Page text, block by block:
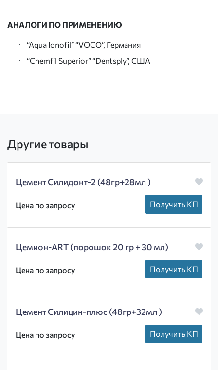
АНАЛОГИ ПО ПРИМЕНЕНИЮ
“Aqua Ionofil” “VOCO”, Германия
“Chemfil Superior” “Dentsply”, США
Другие товары
Цемент Силидонт-2 (48гр+28мл )
Цена по запросу Получить КП
Цемион-ART (порошок 20 гр + 30 мл)
Цена по запросу Получить КП
Цемент Силицин-плюс (48гр+32мл )
Цена по запросу Получить КП